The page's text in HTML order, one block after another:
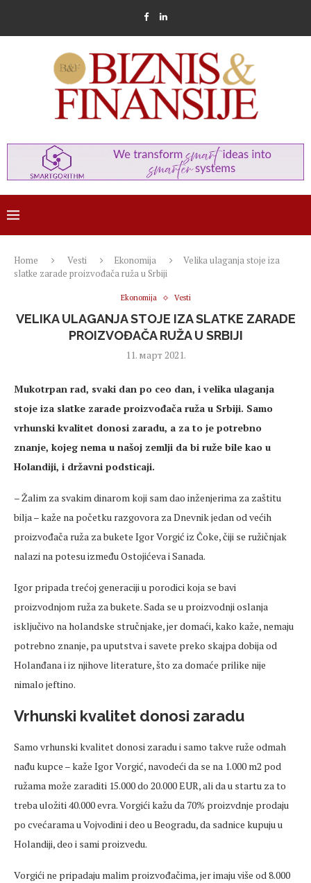
Home Vesti Ekonomija
Velika ulaganja stoje iza
slatke zarade proizvođača ruža u Srbiji
Ekonomija Vesti
VELIKA ULAGANJA STOJE IZA SLATKE ZARADE
PROIZVOĐAČA RUŽA U SRBIJI
11. март 2021.
Mukotrpan rad, svaki dan po ceo dan, i velika ulaganja
stoje iza slatke zarade proizvođača ruža u Srbiji. Samo
vrhunski kvalitet donosi zaradu, a za to je potrebno
znanje, kojeg nema u našoj zemlji da bi ruže bile kao u
Holandiji, i državni podsticaji.
– Žalim za svakim dinarom koji sam dao inženjerima za zaštitu
bilja – kaže na početku razgovora za Dnevnik jedan od većih
proizvođača ruža za bukete Igor Vorgić iz Čoke, čiji se ružičnjak
nalazi na potesu između Ostojićeva i Sanada.
Igor pripada trećoj generaciji u porodici koja se bavi
proizvodnjom ruža za bukete. Sada se u proizvodnji oslanja
isključivo na holandske stručnjake, jer domaći, kako kaže, nemaju
potrebno znanje, pa uputstva i savete preko skajpa dobija od
Holanđana i iz njihove literature, što za domaće prilike nije
nimalo jeftino.
Vrhunski kvalitet donosi zaradu
Samo vrhunski kvalitet donosi zaradu i samo takve ruže odmah
nađu kupce – kaže Igor Vorgić, navodeći da se na 1.000 m2 pod
ružama može zaraditi 15.000 do 20.000 EUR, ali da u startu za to
treba uložiti 40.000 evra. Vorgići kažu da 70% proizvdnje prodaju
po cvećarama u Vojvodini i deo u Beogradu, da sadnice kupuju u
Holandiji, deo i sami proizvedu.
Vorgići ne pripadaju malim proizvođačima, jer imaju više od 8.000